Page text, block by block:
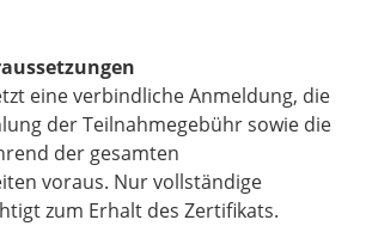
eine verbindliche Anmeldung, die
der Teilnahmegebühr sowie die
der gesamten
voraus. Nur vollständige
zum Erhalt des Zertifikats.